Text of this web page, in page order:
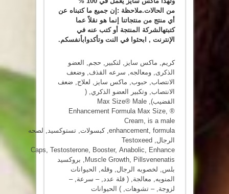
من الحالات.ملاحظة :إن جميع ما كتبناه عن
أي منتج من منتجاتنا إنما هو نقلاً عما
كتبتهالشركة المنتجة أو كتب عنه في
الإنترنت , ابحثوا في النت وتأكدوابأنفسكم.
كريم, ماكس سايز , لتكبير , حجم,
العضو
الذكرى,ومعالجه, سرعه القذف,وضعف
الانتصاب, حبوب, ماكس سايز , لعلاج, ضعف
الانتصاب,وتكبير العضو الذكري,
(
القضيب),
Max Size® Male
Enhancement Formula Max Size, ®
Cream, is a male
enhancement, formula
,كبسولات,تستوكسيد, لصحه
الرجال,
Testoxeed
Caps, Testosterone, Booster, Anabolic, Enhance
Muscle Growth, Pillsvenenatis
, بروكسيد
بلس, لخصوبه الرجال,وقله,
الحيوانات
المنويه, معالجة,( قلة عدد,– سرعة,
–
لزوجة,– تشوهات,) الحيوانات